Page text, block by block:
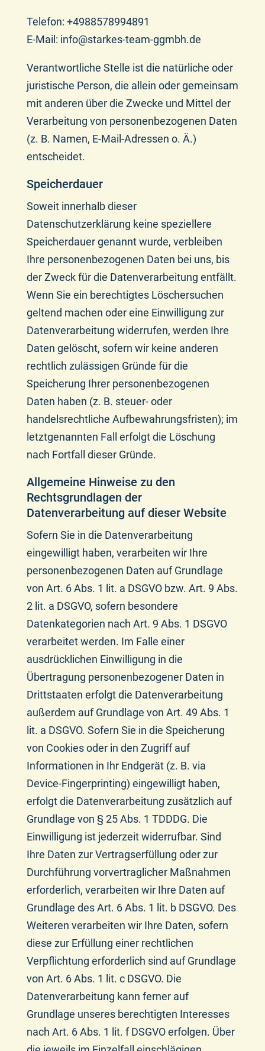
Telefon: +4988578994891
E-Mail: info@starkes-team-ggmbh.de
Verantwortliche Stelle ist die natürliche oder
juristische Person, die allein oder gemeinsam
mit anderen über die Zwecke und Mittel der
Verarbeitung von personenbezogenen Daten
(z. B. Namen, E-Mail-Adressen o. Ä.)
entscheidet.
Speicherdauer
Soweit innerhalb dieser
Datenschutzerklärung keine speziellere
Speicherdauer genannt wurde, verbleiben
Ihre personenbezogenen Daten bei uns, bis
der Zweck für die Datenverarbeitung entfällt.
Wenn Sie ein berechtigtes Löschersuchen
geltend machen oder eine Einwilligung zur
Datenverarbeitung widerrufen, werden Ihre
Daten gelöscht, sofern wir keine anderen
rechtlich zulässigen Gründe für die
Speicherung Ihrer personenbezogenen
Daten haben (z. B. steuer- oder
handelsrechtliche Aufbewahrungsfristen); im
letztgenannten Fall erfolgt die Löschung
nach Fortfall dieser Gründe.
Allgemeine Hinweise zu den
Rechtsgrundlagen der
Datenverarbeitung auf dieser Website
Sofern Sie in die Datenverarbeitung
eingewilligt haben, verarbeiten wir Ihre
personenbezogenen Daten auf Grundlage
von Art. 6 Abs. 1 lit. a DSGVO bzw. Art. 9 Abs.
2 lit. a DSGVO, sofern besondere
Datenkategorien nach Art. 9 Abs. 1 DSGVO
verarbeitet werden. Im Falle einer
ausdrücklichen Einwilligung in die
Übertragung personenbezogener Daten in
Drittstaaten erfolgt die Datenverarbeitung
außerdem auf Grundlage von Art. 49 Abs. 1
lit. a DSGVO. Sofern Sie in die Speicherung
von Cookies oder in den Zugriff auf
Informationen in Ihr Endgerät (z. B. via
Device-Fingerprinting) eingewilligt haben,
erfolgt die Datenverarbeitung zusätzlich auf
Grundlage von § 25 Abs. 1 TDDDG. Die
Einwilligung ist jederzeit widerrufbar. Sind
Ihre Daten zur Vertragserfüllung oder zur
Durchführung vorvertraglicher Maßnahmen
erforderlich, verarbeiten wir Ihre Daten auf
Grundlage des Art. 6 Abs. 1 lit. b DSGVO. Des
Weiteren verarbeiten wir Ihre Daten, sofern
diese zur Erfüllung einer rechtlichen
Verpflichtung erforderlich sind auf Grundlage
von Art. 6 Abs. 1 lit. c DSGVO. Die
Datenverarbeitung kann ferner auf
Grundlage unseres berechtigten Interesses
nach Art. 6 Abs. 1 lit. f DSGVO erfolgen. Über